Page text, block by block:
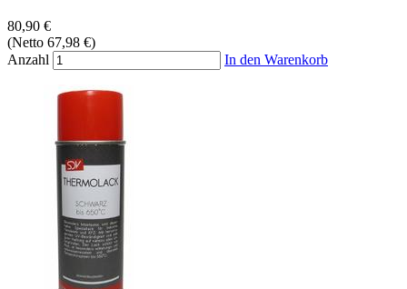
80,90 €
(Netto 67,98 €)
Anzahl
In den Warenkorb